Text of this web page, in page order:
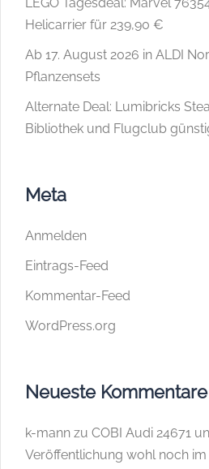
Helicarrier für 239,90 €
Ab 17. August 2026 in ALDI
Pflanzensets
Alternate Deal: Lumibricks
Bibliothek und Flugclub
Meta
Anmelden
Eintrags-Feed
Kommentar-Feed
WordPress.org
Neueste Kommentare
k-mann zu COBI Audi 24671
Veröffentlichung wohl noch